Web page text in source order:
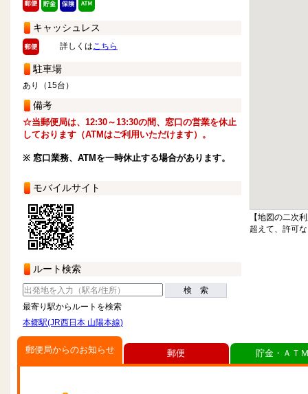
キャッシュレス
詳しくはこちら
駐車場
あり（15台）
備考
☆当郵便局は、12:30～13:30の間、窓口の営業を休止
しております（ATMはご利用いただけます）。
※ 窓口業務、ATMを一時休止する場合があります。
モバイルサイト
ルート検索
検 索
最寄り駅からルートを検索
本郷駅(JR西日本 山陽本線)
【地図の二次
超えて、許可
郵便局からのお知らせ 郵便 貯金・ＡＴ